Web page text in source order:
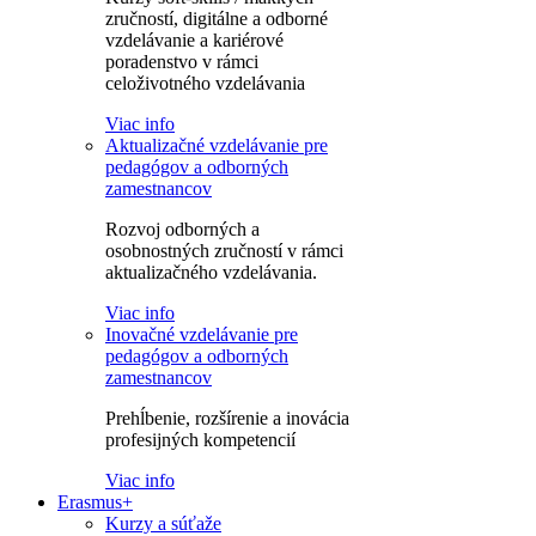
zručností, digitálne a odborné
vzdelávanie a kariérové
poradenstvo v rámci
celoživotného vzdelávania
Viac info
Aktualizačné vzdelávanie pre
pedagógov a odborných
zamestnancov
Rozvoj odborných a
osobnostných zručností v rámci
aktualizačného vzdelávania.
Viac info
Inovačné vzdelávanie pre
pedagógov a odborných
zamestnancov
Prehĺbenie, rozšírenie a inovácia
profesijných kompetencií
Viac info
Erasmus+
Kurzy a súťaže